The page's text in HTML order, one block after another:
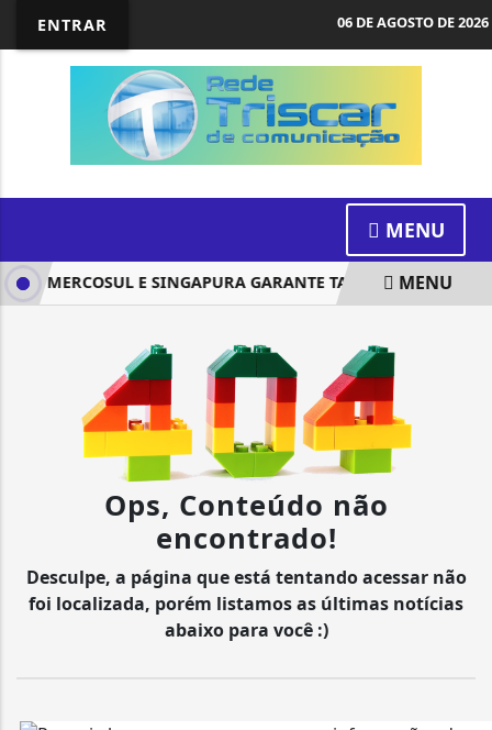
ENTRAR 06 DE AGOSTO DE 2026
MENU
MERCOSUL E SINGAPURA GARANTE TARIFA ZERO PARA
MENU
Ops, Conteúdo não
encontrado!
Desculpe, a página que está tentando acessar não
foi localizada, porém listamos as últimas notícias
abaixo para você :)